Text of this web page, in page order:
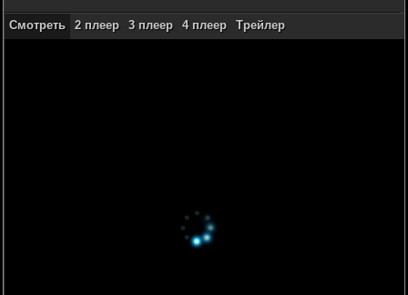
Смотреть 2 плеер 3 плеер 4 плеер Трейлер